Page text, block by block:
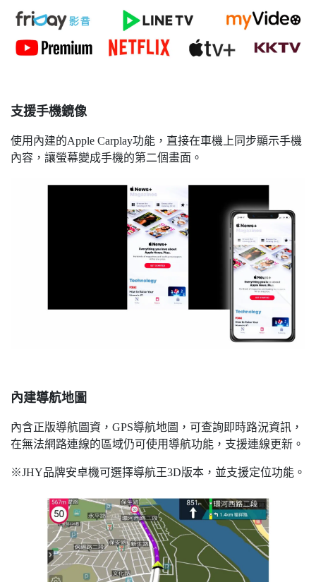
支援手機鏡像
使用內建的Apple Carplay功能，直接在車機上同步顯示手機
內容，讓螢幕變成手機的第二個畫面。
內建導航地圖
內含正版導航圖資，GPS導航地圖，可查詢即時路況資訊，
在無法網路連線的區域仍可使用導航功能，支援連線更新。
※JHY品牌安卓機可選擇導航王3D版本，並支援定位功能。